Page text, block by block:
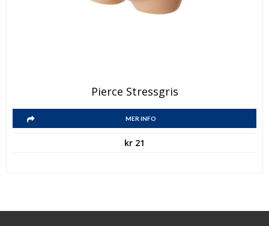
Pierce Stressgris
MER INFO
kr 21